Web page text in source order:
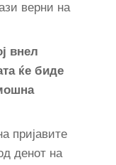
верни на
внел
ќе биде
пријавите
денот на